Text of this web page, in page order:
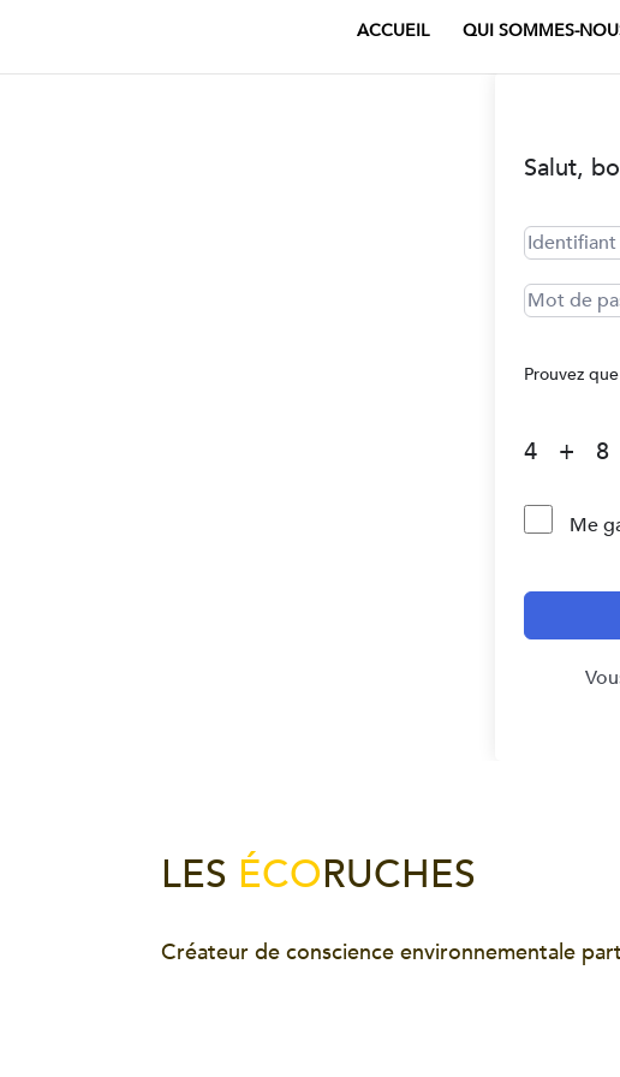
ACCUEIL QUI SOMMES-
Salut,
Prouvez
4 +
Me
LES ÉCORUCHES
Créateur de conscience environnementale